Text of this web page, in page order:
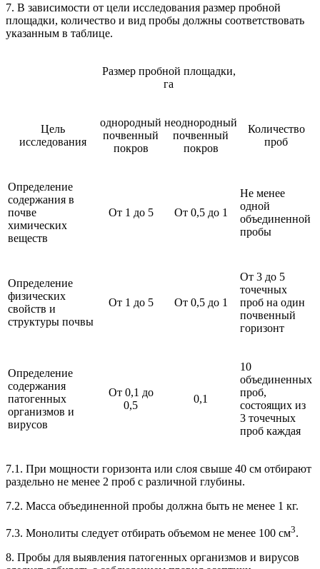
7. В зависимости от цели исследования размер пробной
площадки, количество и вид пробы должны соответствовать
указанным в таблице.
Размер пробной площадки,
га
Цель
исследования
однородный
почвенный
покров
неоднородный
почвенный
покров
Количество
проб
Определение
содержания в
почве
химических
веществ
От 1 до 5 От 0,5 до 1
Не менее
одной
объединенной
пробы
Определение
физических
свойств и
структуры почвы
От 1 до 5 От 0,5 до 1
От 3 до 5
точечных
проб на один
почвенный
горизонт
Определение
содержания
патогенных
организмов и
вирусов
От 0,1 до
0,5
0,1
10
объединенных
проб,
состоящих из
3 точечных
проб каждая
7.1. При мощности горизонта или слоя свыше 40 см отбирают
раздельно не менее 2 проб с различной глубины.
7.2. Масса объединенной пробы должна быть не менее 1 кг.
7.3. Монолиты следует отбирать объемом не менее 100 см3.
8. Пробы для выявления патогенных организмов и вирусов